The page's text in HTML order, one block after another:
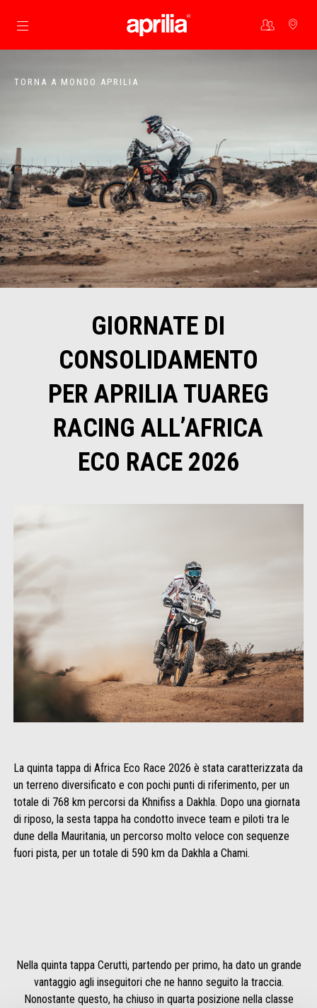
Vai al contenuto principale
TORNA A MONDO APRILIA
GIORNATE DI
CONSOLIDAMENTO
PER APRILIA TUAREG
RACING ALL’AFRICA
ECO RACE 2026
La quinta tappa di Africa Eco Race 2026 è stata caratterizzata da
un terreno diversificato e con pochi punti di riferimento, per un
totale di 768 km percorsi da Khnifiss a Dakhla. Dopo una giornata
di riposo, la sesta tappa ha condotto invece team e piloti tra le
dune della Mauritania, un percorso molto veloce con sequenze
fuori pista, per un totale di 590 km da Dakhla a Chami.
Nella quinta tappa Cerutti, partendo per primo, ha dato un grande
vantaggio agli inseguitori che ne hanno seguito la traccia.
Nonostante questo, ha chiuso in quarta posizione nella classe